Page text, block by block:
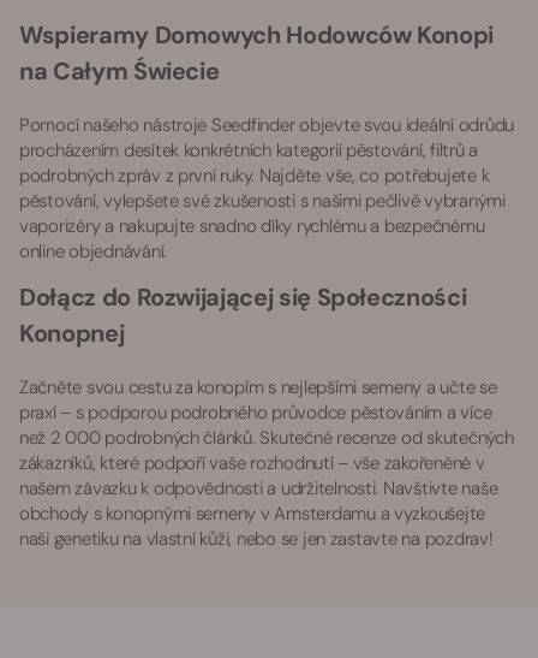
Wspieramy Domowych Hodowców Konopi
na Całym Świecie
Pomocí našeho nástroje Seedfinder objevte svou ideální odrůdu
procházením desítek konkrétních kategorií pěstování, filtrů a
podrobných zpráv z první ruky. Najděte vše, co potřebujete k
pěstování, vylepšete své zkušenosti s našimi pečlivě vybranými
vaporizéry a nakupujte snadno díky rychlému a bezpečnému
online objednávání.
Dołącz do Rozwijającej się Społeczności
Konopnej
Začněte svou cestu za konopím s nejlepšími semeny a učte se
praxí – s podporou podrobného průvodce pěstováním a více
než 2 000 podrobných článků. Skutečné recenze od skutečných
zákazníků, které podpoří vaše rozhodnutí – vše zakořeněné v
našem závazku k odpovědnosti a udržitelnosti. Navštivte naše
obchody s konopnými semeny v Amsterdamu a vyzkoušejte
naši genetiku na vlastní kůži, nebo se jen zastavte na pozdrav!